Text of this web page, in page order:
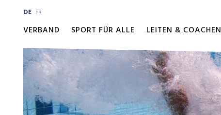
DE FR
VERBAND SPORT FÜR ALLE LEITEN & COACHEN